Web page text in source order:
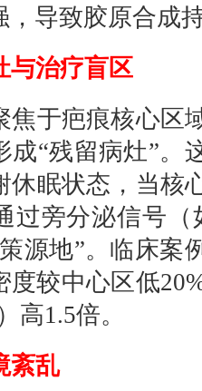
，导致胶原合成
与治疗盲区
焦于疤痕核心区
成“残留病灶”。
休眠状态，当核
过旁分泌信号
源地”。临床案
较中心区低
高1.5倍。
紊乱